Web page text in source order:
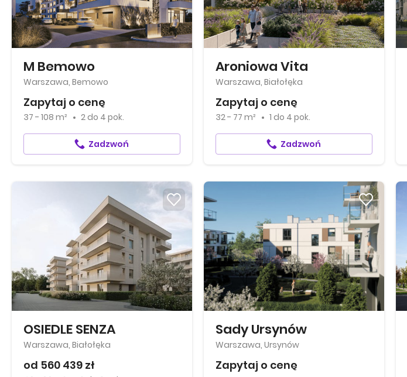
M Bemowo
Warszawa, Bemowo
Zapytaj o cenę
37 - 108 m² 2 do 4 pok.
Zadzwoń
Aroniowa Vita
Warszawa, Białołęka
Zapytaj o cenę
32 - 77 m² 1 do 4 pok.
Zadzwoń
OSIEDLE SENZA
Warszawa, Białołęka
od 560 439 zł
Sady Ursynów
Warszawa, Ursynów
Zapytaj o cenę